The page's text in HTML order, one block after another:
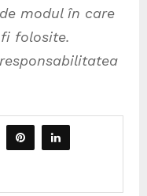
modul în care
folosite.